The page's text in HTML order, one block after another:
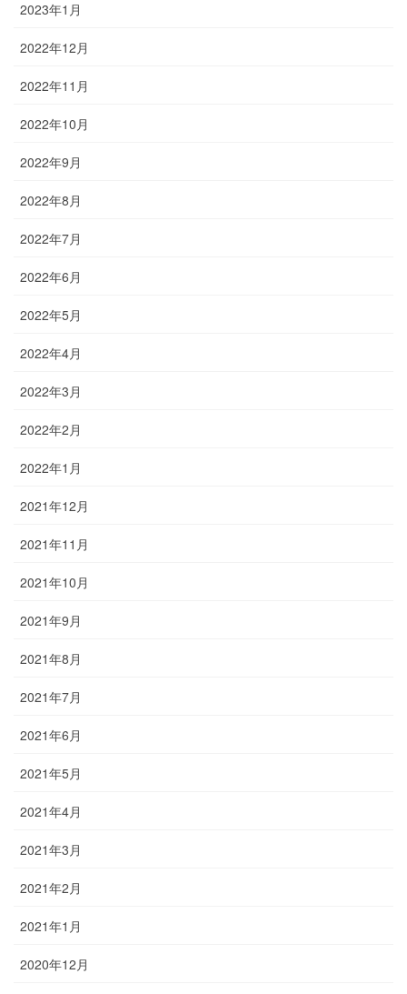
2023年1月
2022年12月
2022年11月
2022年10月
2022年9月
2022年8月
2022年7月
2022年6月
2022年5月
2022年4月
2022年3月
2022年2月
2022年1月
2021年12月
2021年11月
2021年10月
2021年9月
2021年8月
2021年7月
2021年6月
2021年5月
2021年4月
2021年3月
2021年2月
2021年1月
2020年12月